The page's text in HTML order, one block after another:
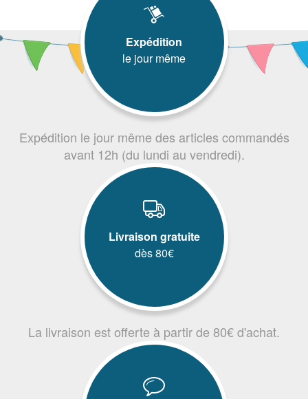
Expédition
le jour même
Expédition le jour même des articles commandés
avant 12h (du lundi au vendredi).
Livraison gratuite
dès 80€
La livraison est offerte à partir de 80€ d'achat.